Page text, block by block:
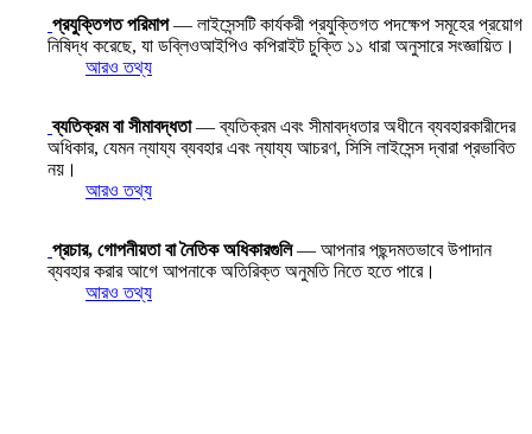
প্রযুক্তিগত পরিমাপ— লাইসেন্সটি কার্যকরী প্রযুক্তিগত পদক্ষেপ সমূহের প্রয়োগ
নিষিদ্ধ করেছে, যা ডব্লিওআইপিও কপিরাইট চুক্তি ১১ ধারা অনুসারে সংজ্ঞায়িত।
আরও তথ্য
ব্যতিক্রম বা সীমাবদ্ধতা— ব্যতিক্রম এবং সীমাবদ্ধতার অধীনে ব্যবহারকারীদের
অধিকার, যেমন ন্যায্য ব্যবহার এবং ন্যায্য আচরণ, সিসি লাইসেন্স দ্বারা প্রভাবিত
নয়।
আরও তথ্য
প্রচার, গোপনীয়তা বা নৈতিক অধিকারগুলি— আপনার পছন্দমতভাবে উপাদান
ব্যবহার করার আগে আপনাকে অতিরিক্ত অনুমতি নিতে হতে পারে।
আরও তথ্য